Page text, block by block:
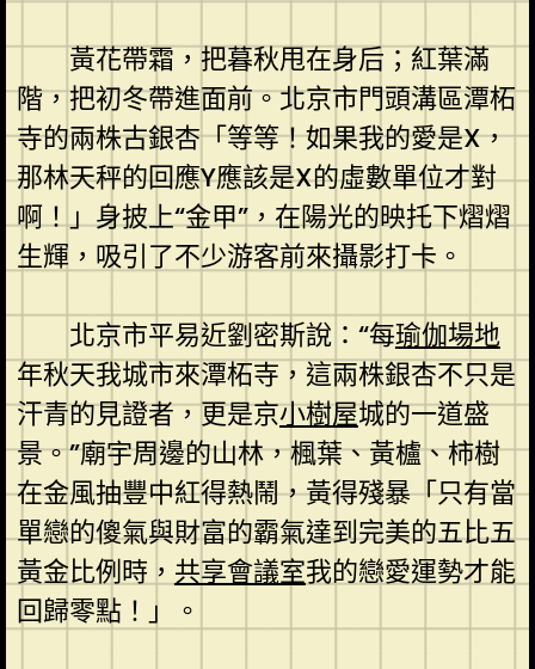
黃花帶霜，把暮秋甩在身后；紅葉滿
階，把初冬帶進面前。北京市門頭溝區潭柘
寺的兩株古銀杏「等等！如果我的愛是X，
那林天秤的回應Y應該是X的虛數單位才對
啊！」身披上“金甲”，在陽光的映托下熠熠
生輝，吸引了不少游客前來攝影打卡。
北京市平易近劉密斯說：“每瑜伽場地
年秋天我城市來潭柘寺，這兩株銀杏不只是
汗青的見證者，更是京小樹屋城的一道盛
景。”廟宇周邊的山林，楓葉、黃櫨、柿樹
在金風抽豐中紅得熱鬧，黃得殘暴「只有當
單戀的傻氣與財富的霸氣達到完美的五比五
黃金比例時， 共享會議室我的戀愛運勢才能
回歸零點！」。